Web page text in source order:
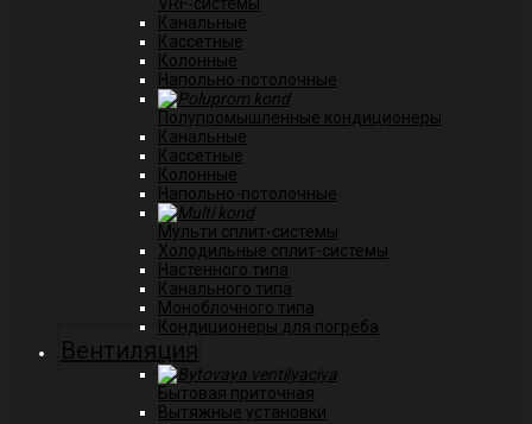
Канальные
Касcетные
Колонные
Напольно-потолочные
Полупромышленные кондиционеры
Канальные
Кассетные
Колонные
Напольно-потолочные
Мульти сплит-системы
Холодильные сплит-системы
Настенного типа
Канального типа
Моноблочного типа
Кондиционеры для погреба
Вентиляция
Бытовая приточная
Вытяжные установки